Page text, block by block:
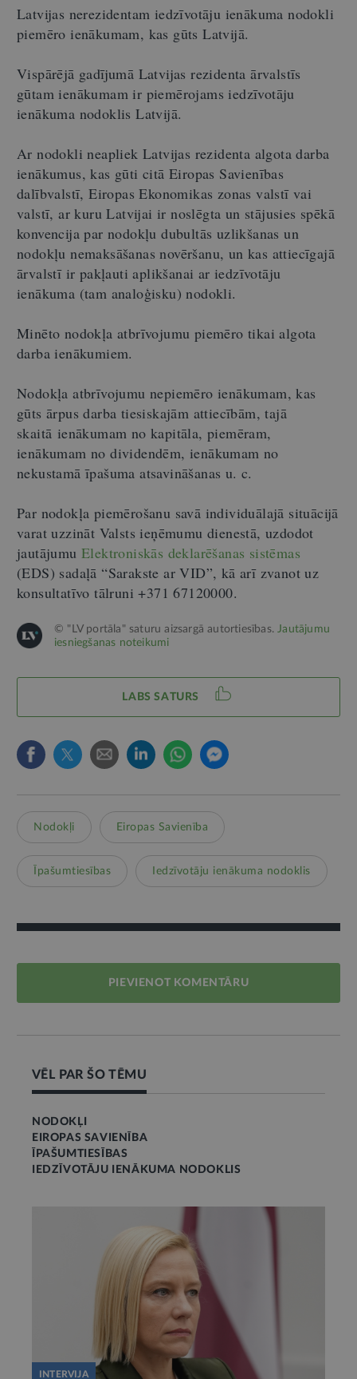
Latvijas nerezidentam iedzīvotāju ienākuma nodokli
piemēro ienākumam, kas gūts Latvijā.
Vispārējā gadījumā Latvijas rezidenta ārvalstīs
gūtam ienākumam ir piemērojams iedzīvotāju
ienākuma nodoklis Latvijā.
Ar nodokli neapliek Latvijas rezidenta algota darba
ienākumus, kas gūti citā Eiropas Savienības
dalībvalstī, Eiropas Ekonomikas zonas valstī vai
valstī, ar kuru Latvijai ir noslēgta un stājusies spēkā
konvencija par nodokļu dubultās uzlikšanas un
nodokļu nemaksāšanas novēršanu, un kas attiecīgajā
ārvalstī ir pakļauti aplikšanai ar iedzīvotāju
ienākuma (tam analoģisku) nodokli.
Minēto nodokļa atbrīvojumu piemēro tikai algota
darba ienākumiem.
Nodokļa atbrīvojumu nepiemēro ienākumam, kas
gūts ārpus darba tiesiskajām attiecībām, tajā
skaitā ienākumam no kapitāla, piemēram,
ienākumam no dividendēm, ienākumam no
nekustamā īpašuma atsavināšanas u. c.
Par nodokļa piemērošanu savā individuālajā situācijā
varat uzzināt Valsts ieņēmumu dienestā, uzdodot
jautājumuElektroniskās deklarēšanas sistēmas
(EDS) sadaļā “Sarakste ar VID”, kā arī zvanot uz
konsultatīvo tālruni +371 67120000.
© "LV portāla" saturu aizsargā autortiesības.Jautājumu
iesniegšanas noteikumi
LABS SATURS
Nodokļi Eiropas Savienība
Īpašumtiesības Iedzīvotāju ienākuma nodoklis
PIEVIENOT KOMENTĀRU
VĒL PAR ŠO TĒMU
NODOKĻI
EIROPAS SAVIENĪBA
ĪPAŠUMTIESĪBAS
IEDZĪVOTĀJU IENĀKUMA NODOKLIS
INTERVIJA